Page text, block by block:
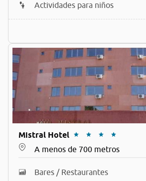
Actividades para niños
Mistral Hotel
A menos de 700 metros
Bares / Restaurantes